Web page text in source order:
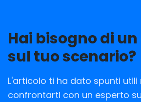
Hai bisogno di
sul tuo scenario?
L'articolo ti ha dato spunti utili
confrontarti con un esperto